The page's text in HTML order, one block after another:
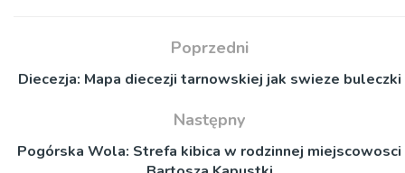
Poprzedni
Diecezja: Mapa diecezji tarnowskiej jak swieze buleczki
Następny
Pogórska Wola: Strefa kibica w rodzinnej miejscowosci